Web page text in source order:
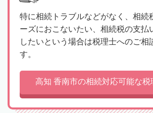
特に相続トラブルなどがなく、相続
ーズにおこないたい、相続税の支払
したいという場合は税理士へのご相
す。
高知 香南市の相続対応可能な税